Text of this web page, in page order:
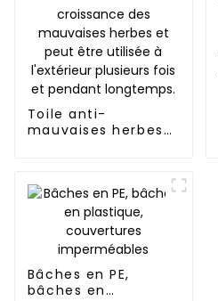
Toile anti-
mauvaises herbes
croissance des
mauvaises herbes
et peut être utilisée
à l'extérieur
plusieurs fois et
pendant longtemps.
Bâches en PE,
bâches en